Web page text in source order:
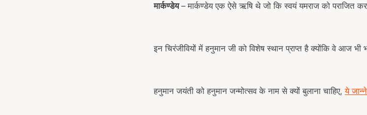
मार्कण्डेय– मार्कण्डेय एक ऐसे ऋषि थे जो कि स्वयं यमराज को पराजित
इन चिरंजीवियों में हनुमान जी को विशेष स्थान प्राप्त है क्योंकि वे आज
हनुमान जयंती को हनुमान जन्मोत्सव के नाम से क्यों बुलाना चाहिए,ये